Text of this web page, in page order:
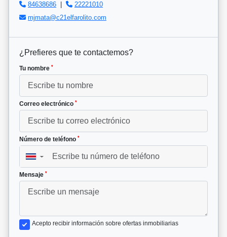
84638686
22221010
mjmata@c21elfarolito.com
¿Prefieres que te contactemos?
Tu nombre *
Correo electrónico *
Número de teléfono *
▼
Mensaje *
Acepto recibir información sobre ofertas inmobiliarias